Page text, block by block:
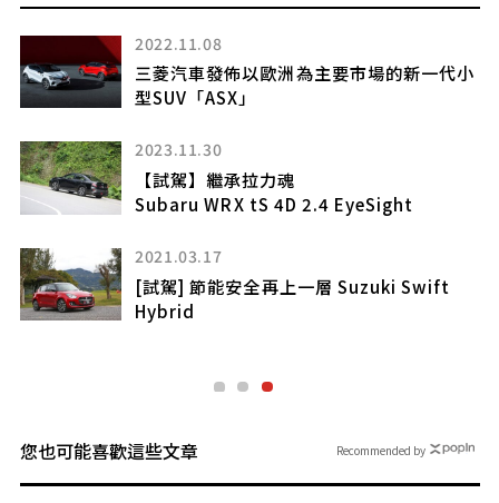
2024.01.30
智能掀背
Volkswagen Golf Facelift
2021.05.05
[試駕] 新世代智能旗艦 Mercedes-Benz
S450 4Matic L(下)
2025.02.26
【改裝實戰】夠低才能行走江湖(上)
Volvo V60 T5超地趴式樣
您也可能喜歡這些文章 Recommended by